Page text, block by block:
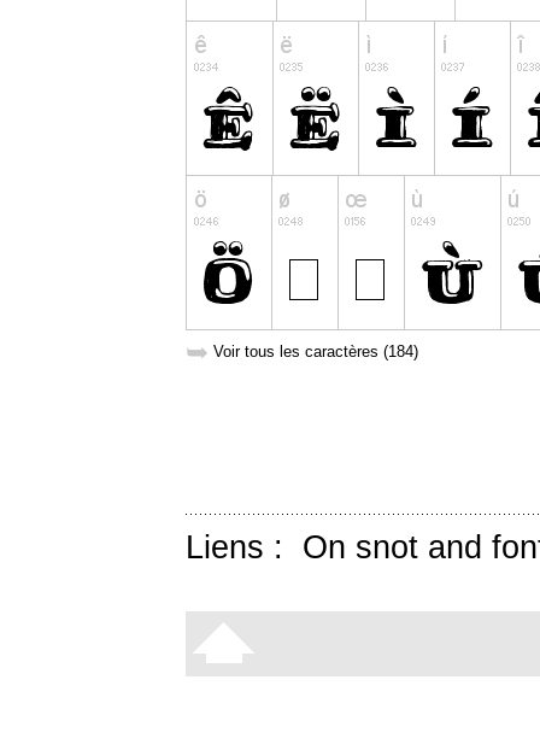
➥ Voir tous les caractères (184)
Liens : On snot and